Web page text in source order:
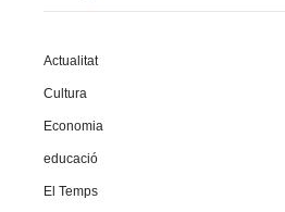
Actualitat
Cultura
Economia
educació
El Temps